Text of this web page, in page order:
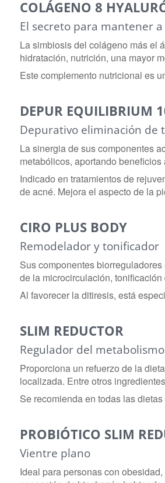
COLÁGENO 8
El secreto para mantener
La simbiosis del colágeno más el
hidratación, nutrición, una mayor
Este complemento nutricional es
DEPUR EQUILIBRIUM
Depurativo eliminación de
La sinergia de sus componentes
metabólicos, aportando
Indicado en tratamientos de
de acné. Mejora el aspecto de la
CIRO PLUS BODY
Remodelador y tonificador
Sus componentes
de la microcirculación,
Al favorecer la ditiresis, está
SLIM REDUCTOR
Regulador del
Proporciona un refuerzo de la
localizada. Entre otros
Se recomienda en todas las
PROBIÓTICO SLIM
Vientre plano
Ideal para personas con